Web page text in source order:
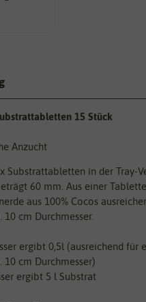
15 Stück
Anzucht
Substrattabletten in der Tray-
60 mm. Aus einer
aus 100% Cocos
cm Durchmesser.
ergibt 0,5l (ausreichend für
cm Durchmesser)
ergibt 5 l Substrat